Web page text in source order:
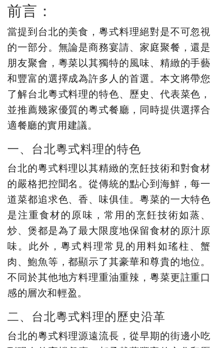
前言：
當提到台北的美食，粵式料理絕對是不可忽視
的一部分。無論是商務宴請、家庭聚餐，還是
朋友聚會，粵菜以其獨特的風味、精緻的手藝
和豐富的選擇成為許多人的首選。本文將帶您
了解台北粵式料理的特色、歷史、代表菜色，
並推薦幾家優質的粵式餐廳，同時提供選擇合
適餐廳的實用建議。
一、台北粵式料理的特色
台北的粵式料理以其精緻的烹飪技術和對食材
的嚴格把控聞名。從傳統的點心到海鮮，每一
道菜都追求色、香、味俱佳。粵菜的一大特色
是注重食材的原味，常用的烹飪技術如蒸、
炒、煲都是為了最大限度地保留食材的原汁原
味。此外，粵式料理常見的用料如瑤柱、蟹
肉、鮑魚等，都顯示了其豪華和尊貴的地位。
不同於其他地方料理重油重辣，粵菜更註重口
感的層次和輕盈。
二、台北粵式料理的歷史沿革
台北的粵式料理源遠流長，從早期的街邊小吃